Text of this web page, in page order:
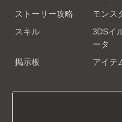
ストーリー攻略
モンス
スキル
3DSイ
ータ
掲示板
アイテ